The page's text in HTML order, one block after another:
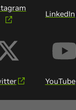
LinkedIn
YouTube